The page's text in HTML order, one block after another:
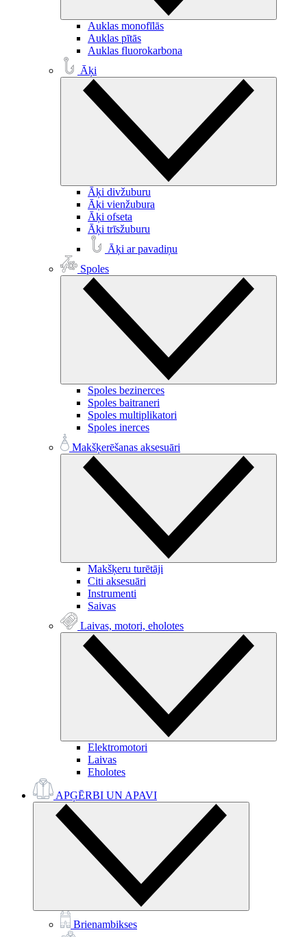
Auklas monofīlās
Auklas pītās
Auklas fluorokarbona
Āķi
Āķi divžuburu
Āķi vienžubura
Āķi ofseta
Āķi trīsžuburu
Āķi ar pavadiņu
Spoles
Spoles bezinerces
Spoles baitraneri
Spoles multiplikatori
Spoles inerces
Makšķerēšanas aksesuāri
Makšķeru turētāji
Citi aksesuāri
Instrumenti
Saivas
Laivas, motori, eholotes
Elektromotori
Laivas
Eholotes
APĢĒRBI UN APAVI
Brienambikses